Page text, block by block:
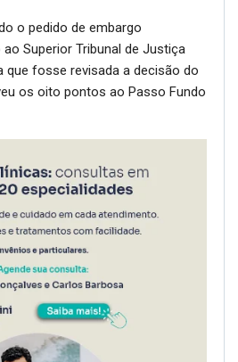
o pedido de embargo
Superior Tribunal de Justiça
que fosse revisada a decisão do
os oito pontos ao Passo Fundo